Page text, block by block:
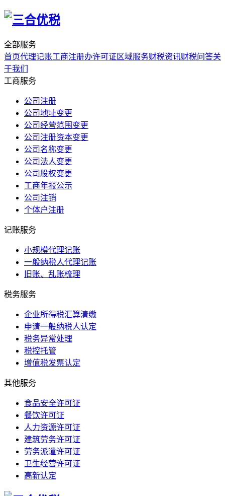
全部服务
首页代理记账工商注册办许可证 区域服务财税资讯财税问答关
于我们
工商服务
公司注册
公司地址变更
公司经营范围变更
公司注册资本变更
公司名称变更
公司法人变更
公司股权变更
工商年报公示
公司注销
个体户注册
记账服务
小规模代理记账
一般纳税人代理记账
旧账、乱账梳理
税务服务
企业所得税汇算清缴
申请一般纳税人认定
税务异常处理
税控托管
增值税发票认定
其他服务
食品安全许可证
餐饮许可证
人力资源许可证
建筑劳务许可证
劳务派遣许可证
卫生经营许可证
高新认定